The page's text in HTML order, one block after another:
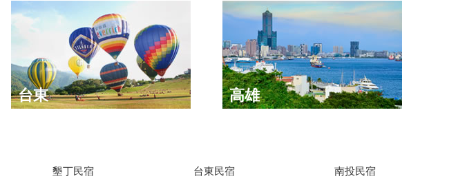
台東 高雄
墾丁民宿
台東民宿
南投民宿